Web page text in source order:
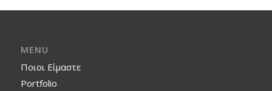
MENU
Ποιοι Είμαστε
Portfolio